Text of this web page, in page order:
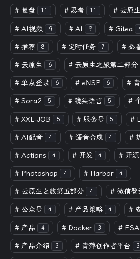
# 复盘 11 # 思考 11 # 云原
# AI视频 9 # AI 9 # Gitea
# 推荐 8 # 定时任务 7 # 必
# 云原生 6 # 云原生之旅第二部分
# 单点登录 6 # eNSP 6 #
# Sora2 5 # 镜头语言 5 #
# XXL-JOB 5 # 服务号 5 #
# AI配音 4 # 语音合成 4 #
# Actions 4 # 开发 4 # 开源
# Photoshop 4 # Harbor 4
# 云原生之旅第五部分 4 # 微信登
# 公众号 4 # 产品策略 4 #
# 产品 4 # Docker 3 # ESA
# 产品介绍 3 # 青萍创作者平台 3